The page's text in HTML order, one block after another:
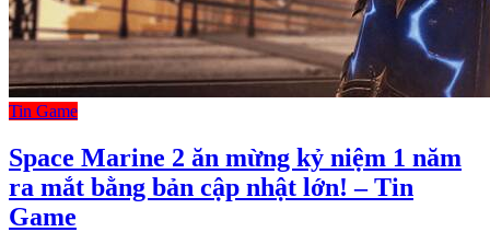
Tin Game
Space Marine 2 ăn mừng kỷ niệm 1 năm
ra mắt bằng bản cập nhật lớn! – Tin
Game